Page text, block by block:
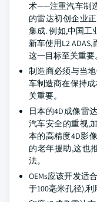
术——注重汽车制
的雷达初创企业
集成. 例如,中国工
新车使用L2
这一目标至关重要。
制造商必须与当
车制造商在保持成
关重要。
日本的4D成像雷
汽车安全的重视,
本的高精度4D影
的老年援助,这也
法。
OEMs应该开发适
于100毫米孔径),